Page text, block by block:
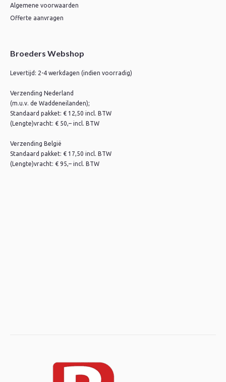
Algemene voorwaarden
Offerte aanvragen
Broeders Webshop
Levertijd: 2-4 werkdagen (indien voorradig)
Verzending Nederland
(m.u.v. de Waddeneilanden);
Standaard pakket: € 12,50 incl. BTW
(Lengte)vracht: € 50,– incl. BTW
Verzending België
Standaard pakket: € 17,50 incl. BTW
(Lengte)vracht: € 95,– incl. BTW